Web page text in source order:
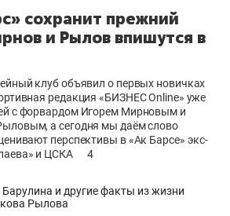
сохранит прежний
и Рылов впишутся в
клуб объявил о первых новичках
редакция «БИЗНЕС Online» уже
с форвардом Игорем Мирновым и
а сегодня мы даём слово
перспективы в «Ак Барсе» экс-
и ЦСКА
4